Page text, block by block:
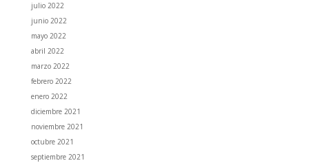
julio 2022
junio 2022
mayo 2022
abril 2022
marzo 2022
febrero 2022
enero 2022
diciembre 2021
noviembre 2021
octubre 2021
septiembre 2021